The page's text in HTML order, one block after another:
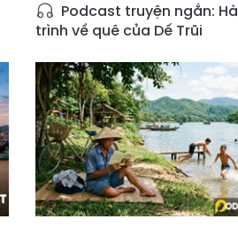
Podcast truyện ngắn:
trình về quê của Dế Trũi